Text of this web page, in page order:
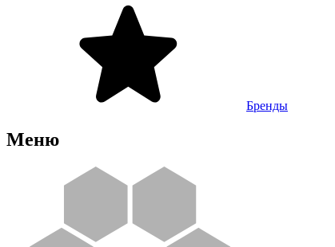
Бренды
Меню